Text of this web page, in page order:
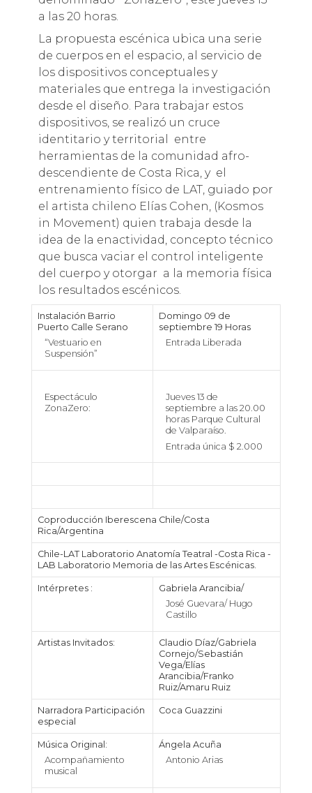
a las 20 horas.
La propuesta escénica ubica una serie
de cuerpos en el espacio, al servicio de
los dispositivos conceptuales y
materiales que entrega la investigación
desde el diseño. Para trabajar estos
dispositivos, se realizó un cruce
identitario y territorial entre
herramientas de la comunidad afro-
descendiente de Costa Rica, y el
entrenamiento físico de LAT, guiado por
el artista chileno Elías Cohen, (Kosmos
in Movement) quien trabaja desde la
idea de la enactividad, concepto técnico
que busca vaciar el control inteligente
del cuerpo y otorgar a la memoria física
los resultados escénicos.
Instalación Barrio
Puerto Calle Serano
“Vestuario en
Suspensión”
Domingo 09 de
septiembre 19 Horas
Entrada Liberada
Espectáculo
ZonaZero:
Jueves 13 de
septiembre a las 20.00
horas Parque Cultural
de Valparaíso.
Entrada única $ 2.000
Coproducción Iberescena Chile/Costa
Rica/Argentina
Chile-LAT Laboratorio Anatomía Teatral -Costa Rica -
LAB Laboratorio Memoria de las Artes Escénicas.
Intérpretes :
Gabriela Arancibia/
José Guevara/ Hugo
Castillo
Artistas Invitados:
Claudio Díaz/Gabriela
Cornejo/Sebastián
Vega/Elías
Arancibia/Franko
Ruiz/Amaru Ruiz
Narradora Participación
especial
Coca Guazzini
Música Original:
Acompañamiento
musical
Ángela Acuña
Antonio Arias